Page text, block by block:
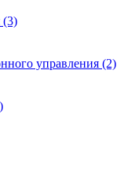
(3)
управления (2)